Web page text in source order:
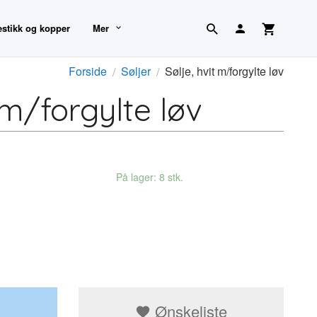
og kopper Mer
Forside Søljer Sølje, hvit m/forgylte løv
forgylte løv
På lager: 8 stk.
Ønskeliste